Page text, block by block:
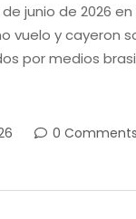
junio de 2026
vuelo y cayeron
por medios
0 Comments